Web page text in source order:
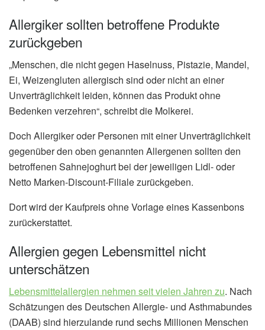
Allergiker sollten betroffene Produkte
zurückgeben
„Menschen, die nicht gegen Haselnuss, Pistazie, Mandel,
Ei, Weizengluten allergisch sind oder nicht an einer
Unverträglichkeit leiden, können das Produkt ohne
Bedenken verzehren“, schreibt die Molkerei.
Doch Allergiker oder Personen mit einer Unverträglichkeit
gegenüber den oben genannten Allergenen sollten den
betroffenen Sahnejoghurt bei der jeweiligen Lidl- oder
Netto Marken-Discount-Filiale zurückgeben.
Dort wird der Kaufpreis ohne Vorlage eines Kassenbons
zurückerstattet.
Allergien gegen Lebensmittel nicht
unterschätzen
Lebensmittelallergien nehmen seit vielen Jahren zu. Nach
Schätzungen des Deutschen Allergie- und Asthmabundes
(DAAB) sind hierzulande rund sechs Millionen Menschen